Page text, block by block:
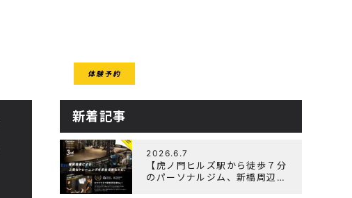
体験予約
新着記事
2026.6.7
【虎ノ門ヒルズ駅から徒歩７分
のパーソナルジム、新橋周辺、